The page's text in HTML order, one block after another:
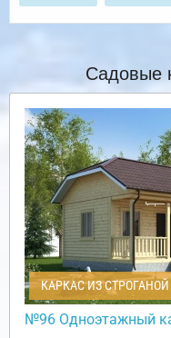
Садовые
КАРКАС ИЗ
№96 Одноэтажный